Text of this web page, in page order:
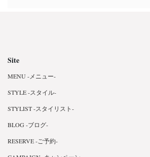
Site
MENU -メニュー-
STYLE -スタイル-
STYLIST -スタイリスト-
BLOG -ブログ-
RESERVE -ご予約-